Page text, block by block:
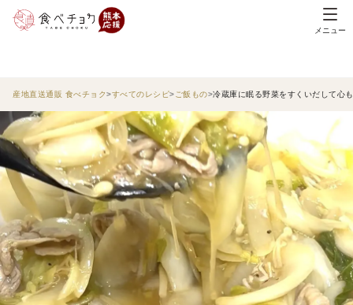
メニュー
産地直送通販 食べチョク すべてのレシピ ご飯もの 冷蔵庫に眠る野菜をすくいだして心